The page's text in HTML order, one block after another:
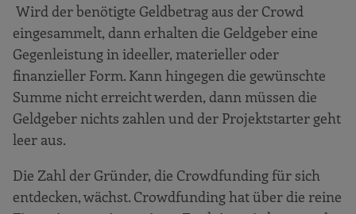
Wird der benötigte Geldbetrag aus der Crowd
eingesammelt, dann erhalten die Geldgeber eine
Gegenleistung in ideeller, materieller oder
finanzieller Form. Kann hingegen die gewünschte
Summe nicht erreicht werden, dann müssen die
Geldgeber nichts zahlen und der Projektstarter geht
leer aus.
Die Zahl der Gründer, die Crowdfunding für sich
entdecken, wächst. Crowdfunding hat über die reine